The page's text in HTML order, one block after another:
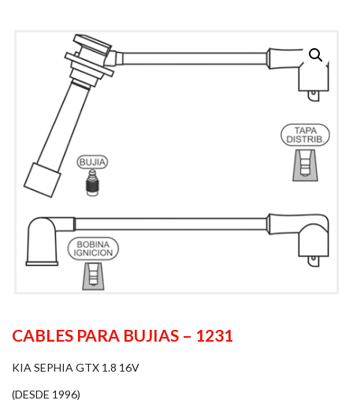
CABLES PARA BUJIAS – 1231
KIA SEPHIA GTX 1.8 16V
(DESDE 1996)